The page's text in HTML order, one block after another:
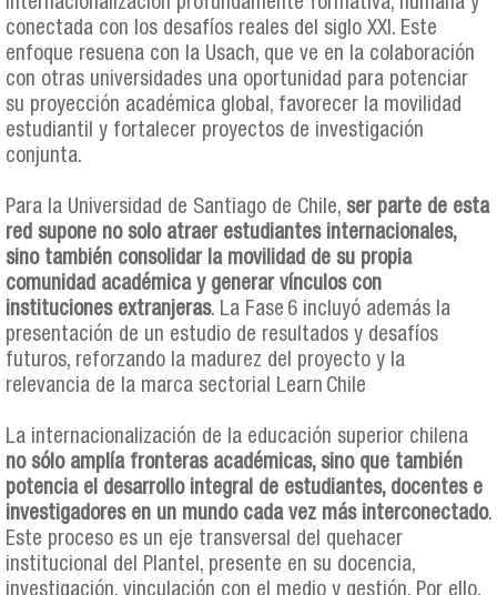
conectada con los desafíos reales del siglo XXI. Este
enfoque resuena con la Usach, que ve en la colaboración
con otras universidades una oportunidad para potenciar
su proyección académica global, favorecer la movilidad
estudiantil y fortalecer proyectos de investigación
conjunta.
Para la Universidad de Santiago de Chile, ser parte de esta
red supone no solo atraer estudiantes internacionales,
sino también consolidar la movilidad de su propia
comunidad académica y generar vínculos con
instituciones extranjeras. La Fase 6 incluyó además la
presentación de un estudio de resultados y desafíos
futuros, reforzando la madurez del proyecto y la
relevancia de la marca sectorial Learn Chile
La internacionalización de la educación superior chilena
no sólo amplía fronteras académicas, sino que también
potencia el desarrollo integral de estudiantes, docentes e
investigadores en un mundo cada vez más interconectado.
Este proceso es un eje transversal del quehacer
institucional del Plantel, presente en su docencia,